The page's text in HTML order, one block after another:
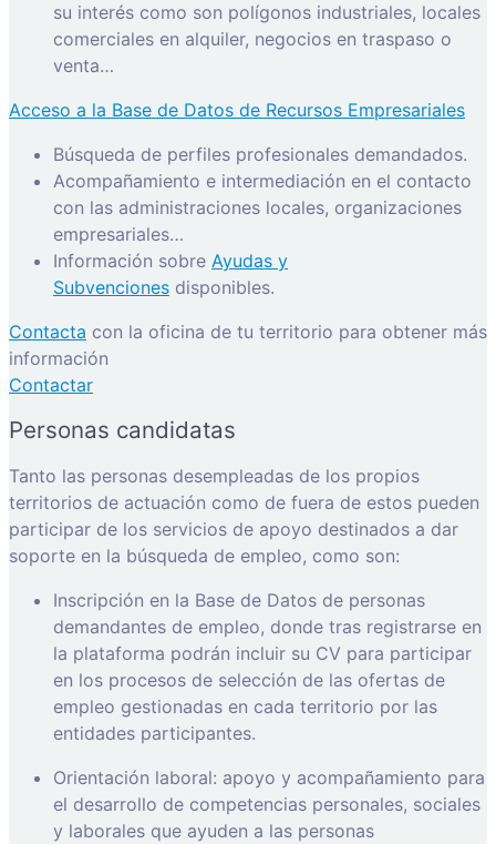
su interés como son polígonos industriales, locales
comerciales en alquiler, negocios en traspaso o
venta…
Acceso a la Base de Datos de Recursos Empresariales
Búsqueda de perfiles profesionales demandados.
Acompañamiento e intermediación en el contacto
con las administraciones locales, organizaciones
empresariales…
Información sobre Ayudas y
Subvenciones disponibles.
Contacta con la oficina de tu territorio para obtener más
información
Contactar
Personas candidatas
Tanto las personas desempleadas de los propios
territorios de actuación como de fuera de estos pueden
participar de los servicios de apoyo destinados a dar
soporte en la búsqueda de empleo, como son:
Inscripción en la Base de Datos de personas
demandantes de empleo, donde tras registrarse en
la plataforma podrán incluir su CV para participar
en los procesos de selección de las ofertas de
empleo gestionadas en cada territorio por las
entidades participantes.
Orientación laboral: apoyo y acompañamiento para
el desarrollo de competencias personales, sociales
y laborales que ayuden a las personas